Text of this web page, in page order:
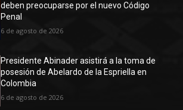
deben preocuparse por el nuevo Código
Penal
6 de agosto de 2026
Presidente Abinader asistirá a la toma de
posesión de Abelardo de la Espriella en
Colombia
6 de agosto de 2026